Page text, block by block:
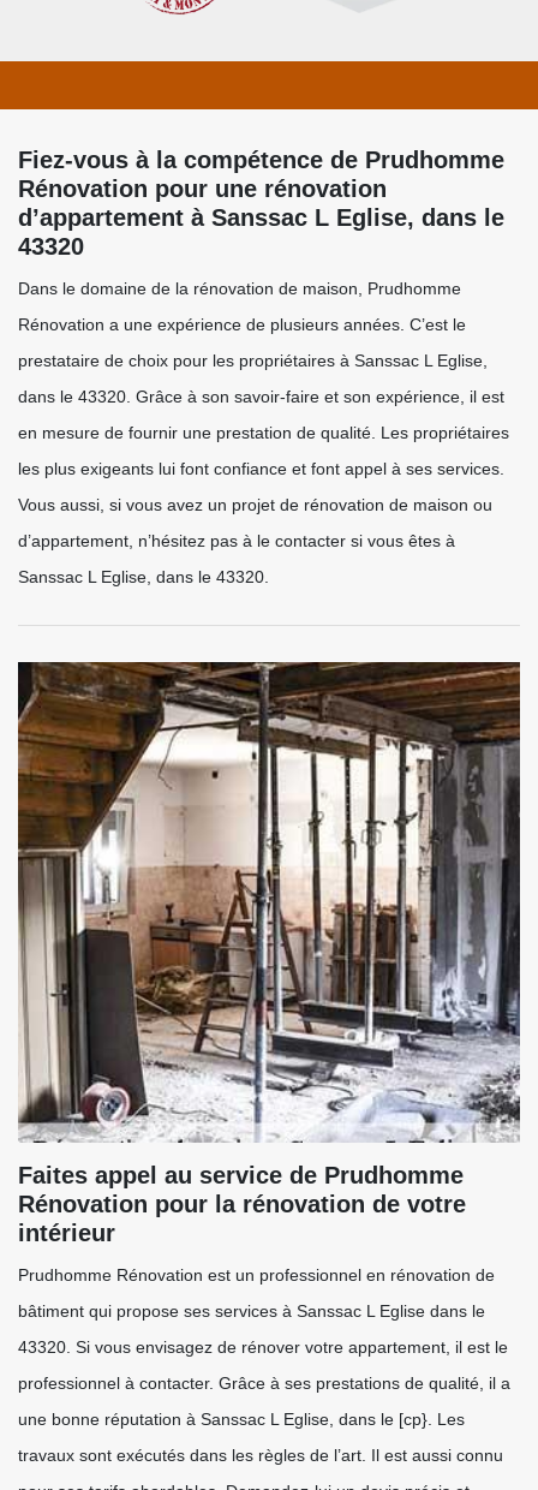
Fiez-vous à la compétence de Prudhomme
Rénovation pour une rénovation
d’appartement à Sanssac L Eglise, dans le
43320
Dans le domaine de la rénovation de maison, Prudhomme
Rénovation a une expérience de plusieurs années. C’est le
prestataire de choix pour les propriétaires à Sanssac L Eglise,
dans le 43320. Grâce à son savoir-faire et son expérience, il est
en mesure de fournir une prestation de qualité. Les propriétaires
les plus exigeants lui font confiance et font appel à ses services.
Vous aussi, si vous avez un projet de rénovation de maison ou
d’appartement, n’hésitez pas à le contacter si vous êtes à
Sanssac L Eglise, dans le 43320.
Faites appel au service de Prudhomme
Rénovation pour la rénovation de votre
intérieur
Prudhomme Rénovation est un professionnel en rénovation de
bâtiment qui propose ses services à Sanssac L Eglise dans le
43320. Si vous envisagez de rénover votre appartement, il est le
professionnel à contacter. Grâce à ses prestations de qualité, il a
une bonne réputation à Sanssac L Eglise, dans le [cp}. Les
travaux sont exécutés dans les règles de l’art. Il est aussi connu